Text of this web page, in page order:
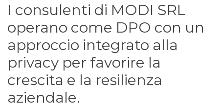
Questionario
Blog e info
FAQ
I consulenti di MODI SRL
operano come DPO con un
approccio integrato alla
privacy per favorire la
crescita e la resilienza
aziendale.